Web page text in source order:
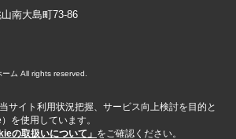
南大島町73-86
ム All rights reserved.
サイト利用状況把握、サービス向上検討を目的と
を使用しています。
の取扱いについて」 をご確認ください。